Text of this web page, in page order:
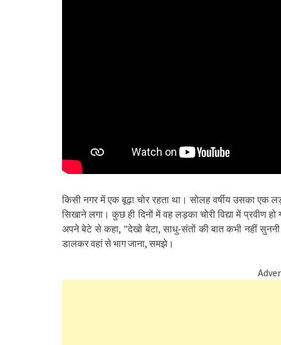
किसी नगर में एक बूढ़ा चोर रहता था। सोलह वर्षीय उसका एक
सिखाने लगा। कुछ ही दिनों में वह लड़का चोरी विद्या में प्रवीण
अपने बेटे से कहा, ”देखो बेटा, साधु-संतों की बात कभी नहीं सुननी
डालकर वहां से भाग जाना, समझे।